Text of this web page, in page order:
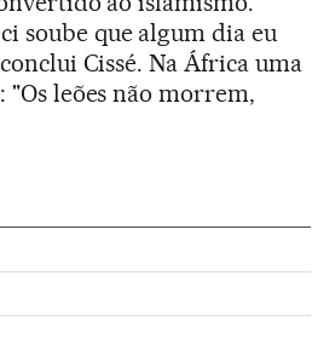
soube que algum dia eu
Cissé. Na África uma
"Os leões não morrem,
en Instagram
en Twitter
Brasil en Facebook